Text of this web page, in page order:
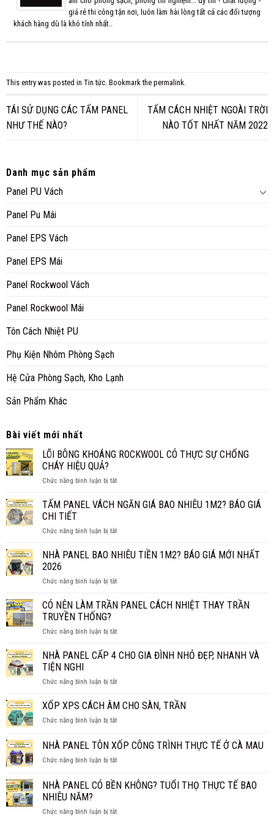
giá rẻ thi công tận nơi, luôn làm hài lòng tất cả các đối tượng
khách hàng dù là khó tính nhất..
This entry was posted in Tin tức. Bookmark the permalink.
TÁI SỬ DỤNG CÁC TẤM PANEL
NHƯ THẾ NÀO?
TẤM CÁCH NHIỆT NGOÀI TRỜI
NÀO TỐT NHẤT NĂM 2022
Danh mục sản phẩm
Panel PU Vách
Panel Pu Mái
Panel EPS Vách
Panel EPS Mái
Panel Rockwool Vách
Panel Rockwool Mái
Tôn Cách Nhiệt PU
Phụ Kiện Nhôm Phòng Sạch
Hệ Cửa Phòng Sạch, Kho Lạnh
Sản Phẩm Khác
Bài viết mới nhất
LÕI BÔNG KHOÁNG ROCKWOOL CÓ THỰC SỰ CHỐNG
CHÁY HIỆU QUẢ?
Chức năng bình luận bị tắtở
BÔNG
CÓ
SỰ
HIỆU
TẤM PANEL VÁCH NGĂN GIÁ BAO NHIÊU 1M2? BÁO GIÁ
CHI TIẾT
Chức năng bình luận bị tắtở
PANEL
GIÁ
NHIÊU
GIÁ
TIẾT
NHÀ PANEL BAO NHIÊU TIỀN 1M2? BÁO GIÁ MỚI NHẤT
2026
Chức năng bình luận bị tắtở
PANEL
TIỀN
BÁO
NHẤT
CÓ NÊN LÀM TRẦN PANEL CÁCH NHIỆT THAY TRẦN
TRUYỀN THỐNG?
Chức năng bình luận bị tắtở
NÊN
PANEL
NHIỆT
TRẦN
THỐNG?
NHÀ PANEL CẤP 4 CHO GIA ĐÌNH NHỎ ĐẸP, NHANH VÀ
TIỆN NGHI
Chức năng bình luận bị tắtở
PANEL
4
GIA
NHỎ
NHANH
XỐP XPS CÁCH ÂM CHO SÀN, TRẦN
Chức năng bình luận bị tắtở
XPS
CÁCH
ÂM
SÀN,
NHÀ PANEL TÔN XỐP CÔNG TRÌNH THỰC TẾ Ở CÀ MAU
Chức năng bình luận bị tắtở
PANEL
TÔN
CÔNG
NHÀ PANEL CÓ BỀN KHÔNG? TUỔI THỌ THỰC TẾ BAO
NHIÊU NĂM?
Chức năng bình luận bị tắtở